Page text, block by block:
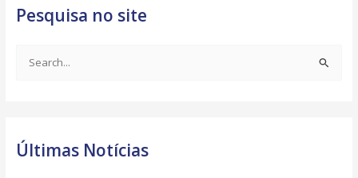
Pesquisa no site
cÚltimas Notícias